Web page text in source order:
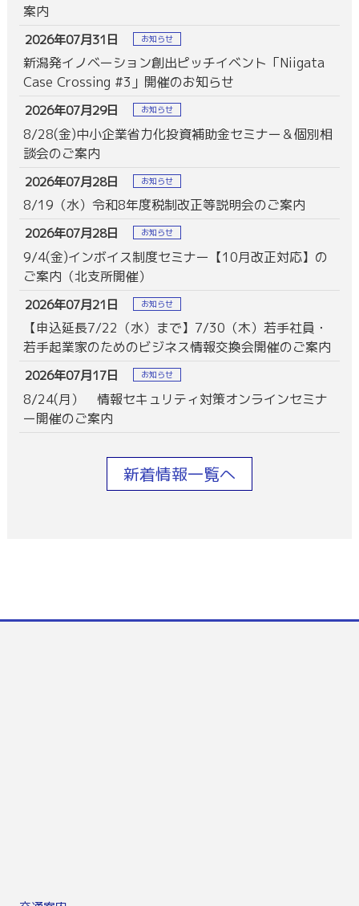
案内
2026年07月31日 お知らせ
新潟発イノベーション創出ピッチイベント「Niigata
Case Crossing #3」開催のお知らせ
2026年07月29日 お知らせ
8/28(金)中小企業省力化投資補助金セミナー＆個別相
談会のご案内
2026年07月28日 お知らせ
8/19（水）令和8年度税制改正等説明会のご案内
2026年07月28日 お知らせ
9/4(金)インボイス制度セミナー【10月改正対応】の
ご案内（北支所開催）
2026年07月21日 お知らせ
【申込延長7/22（水）まで】7/30（木）若手社員・
若手起業家のためのビジネス情報交換会開催のご案内
2026年07月17日 お知らせ
8/24(月） 情報セキュリティ対策オンラインセミナ
ー開催のご案内
新着情報一覧へ